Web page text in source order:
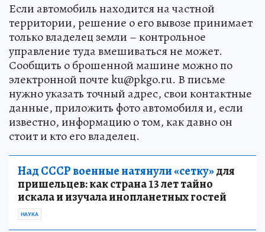
Если автомобиль находится на частной
территории, решение о его вывозе принимает
только владелец земли – контрольное
управление туда вмешиваться не может.
Сообщить о брошенной машине можно по
электронной почте ku@pkgo.ru. В письме
нужно указать точный адрес, свои контактные
данные, приложить фото автомобиля и, если
известно, информацию о том, как давно он
стоит и кто его владелец.
Над СССР военные натянули «сетку»для
пришельцев: как страна 13 лет тайно
искала и изучала инопланетных гостей
НАУКА